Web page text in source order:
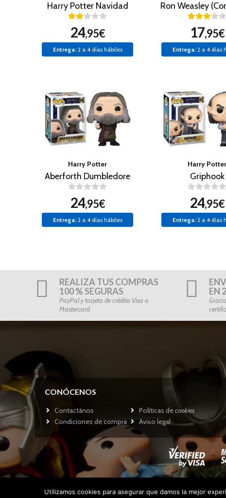
Harry Potter Navidad
24,95€
Entrega:2 a 4 días hábiles
17,95€
Entrega:2 a 4 días
Harry Potter
Aberforth Dumbledore
24,95€
Entrega:2 a 4 días hábiles
Harry Potter
Griphook
24,95€
Entrega:2 a 4 días
REALIZA TUS COMPRAS
100 % SEGURAS
PayPal y tarjeta de crédito Visa o
Mastercard
EN
CONÓCENOS
Contactános Políticas decookies
Condiciones de compra
Aviso legal
Utilizamos cookies para asegurar que damos la mejor